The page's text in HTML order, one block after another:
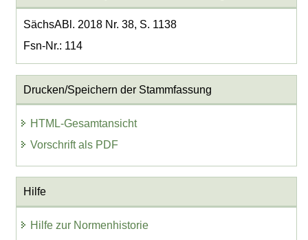
SächsABl. 2018 Nr. 38, S. 1138
Fsn-Nr.: 114
Drucken/Speichern der Stammfassung
HTML-Gesamtansicht
Vorschrift als PDF
Hilfe
Hilfe zur Normenhistorie